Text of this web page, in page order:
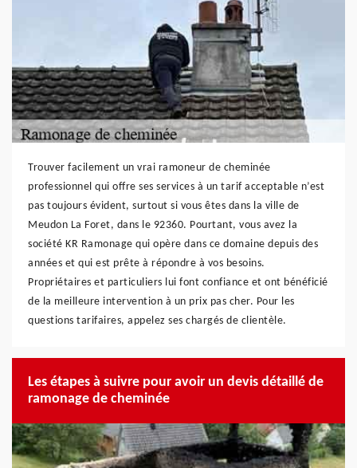
Trouver facilement un vrai ramoneur de cheminée
professionnel qui offre ses services à un tarif acceptable n’est
pas toujours évident, surtout si vous êtes dans la ville de
Meudon La Foret, dans le 92360. Pourtant, vous avez la
société KR Ramonage qui opère dans ce domaine depuis des
années et qui est prête à répondre à vos besoins.
Propriétaires et particuliers lui font confiance et ont bénéficié
de la meilleure intervention à un prix pas cher. Pour les
questions tarifaires, appelez ses chargés de clientèle.
Les étapes à suivre pour avoir un devis détaillé de
ramonage de cheminée